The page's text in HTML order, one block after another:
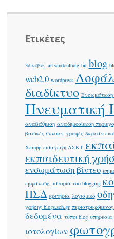
Ετικέτες
3d κύβος artsandculture bit blog
web2.0 wordpress
διαδίκτυο Ενσωμάτωση
Πνευματική
αναβάθμιση αναδημοσίευση
βασικές έννοιες γραφίς δωρεάν
Xampp εισαγωγή ΑΣΚΤ
εκπαιδευτική
ενσωμάτωση βίντεο
εμφάνισης ιστορία του blogging
ΠΣΔ κριτήρια λογισμικό
χρήσης blogs.sch.gr
δεδομένα τύποι blog υπηρεσία
ιστολογίων